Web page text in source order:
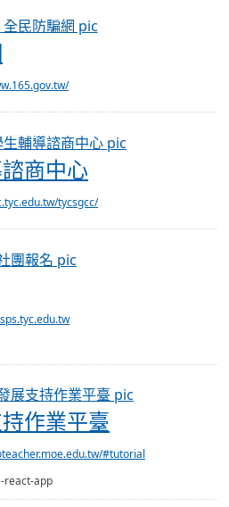
165 全民防騙網
商中心
tycsgcc/
作業平臺
#tutorial
react-app